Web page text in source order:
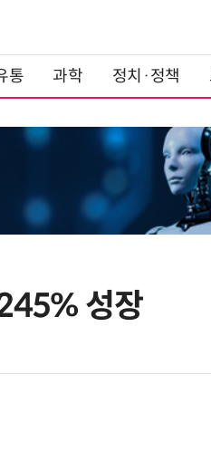
통 과학 정치·정책
성장